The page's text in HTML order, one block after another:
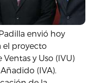
envió hoy
el proyecto
y Uso (IVU)
(IVA).